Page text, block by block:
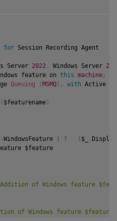
Like
'*Microsoft Windows Server
feature
) # IIS 6 Metabase
Mgmt-Console' #IIS 6
for Session Recording Agent
Server
2022 , Windows Server
feature on
this machine :
Queuing (MSMQ) , with Active
( $featurename)
-WindowsFeature ? {$_ .
$feature
of Windows feature
of Windows feature